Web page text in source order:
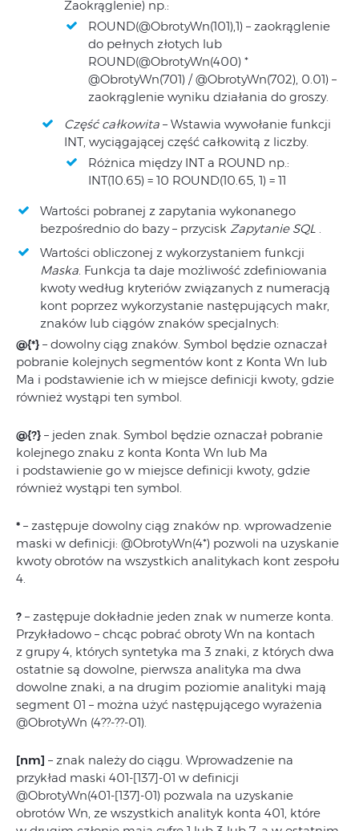
Zaokrąglenie) np.:
ROUND(@ObrotyWn(101),1) – zaokrąglenie
do pełnych złotych lub
ROUND(@ObrotyWn(400) *
@ObrotyWn(701) / @ObrotyWn(702), 0.01) –
zaokrąglenie wyniku działania do groszy.
Część całkowita – Wstawia wywołanie funkcji
INT, wyciągającej część całkowitą z liczby.
Różnica między INT a ROUND np.:
INT(10.65) = 10 ROUND(10.65, 1) = 11
Wartości pobranej z zapytania wykonanego
bezpośrednio do bazy – przycisk Zapytanie SQL .
Wartości obliczonej z wykorzystaniem funkcji
Maska. Funkcja ta daje możliwość zdefiniowania
kwoty według kryteriów związanych z numeracją
kont poprzez wykorzystanie następujących makr,
znaków lub ciągów znaków specjalnych:
@{*} – dowolny ciąg znaków. Symbol będzie oznaczał
pobranie kolejnych segmentów kont z Konta Wn lub
Ma i podstawienie ich w miejsce definicji kwoty, gdzie
również wystąpi ten symbol.
@{?} – jeden znak. Symbol będzie oznaczał pobranie
kolejnego znaku z konta Konta Wn lub Ma
i podstawienie go w miejsce definicji kwoty, gdzie
również wystąpi ten symbol.
* – zastępuje dowolny ciąg znaków np. wprowadzenie
maski w definicji: @ObrotyWn(4*) pozwoli na uzyskanie
kwoty obrotów na wszystkich analitykach kont zespołu
4.
? – zastępuje dokładnie jeden znak w numerze konta.
Przykładowo – chcąc pobrać obroty Wn na kontach
z grupy 4, których syntetyka ma 3 znaki, z których dwa
ostatnie są dowolne, pierwsza analityka ma dwa
dowolne znaki, a na drugim poziomie analityki mają
segment 01 – można użyć następującego wyrażenia
@ObrotyWn (4??‑??-01).
[nm] – znak należy do ciągu. Wprowadzenie na
przykład maski 401-[137]-01 w definicji
@ObrotyWn(401‑[137]-01) pozwala na uzyskanie
obrotów Wn, ze wszystkich analityk konta 401, które